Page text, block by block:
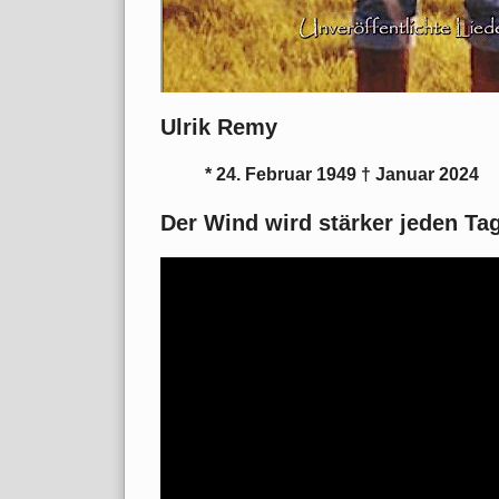
Ulrik Remy
* 24. Februar 1949 † Januar 2024
Der Wind wird stärker jeden